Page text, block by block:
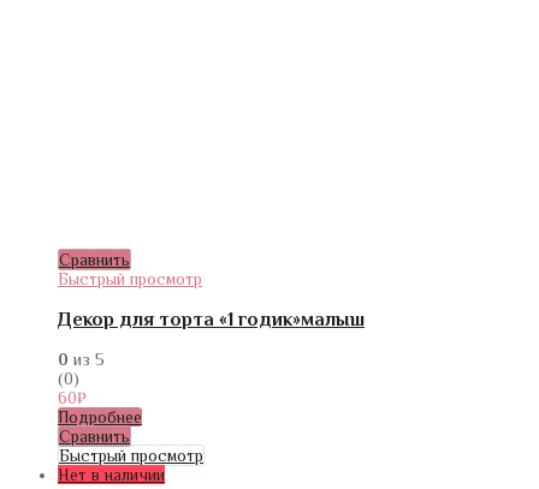
Сравнить
Быстрый просмотр
Декор для торта «1 годик»малыш
0 из 5
(0)
60₽
Подробнее
Сравнить
Быстрый просмотр
Нет в наличии